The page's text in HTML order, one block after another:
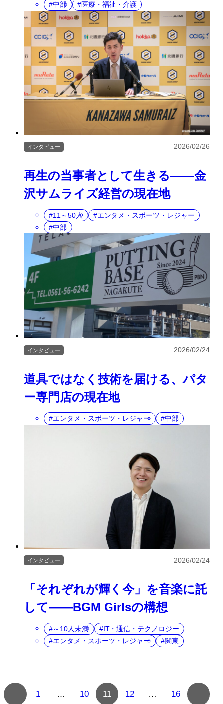
中部
医療・福祉・介護
再生の当事者として生きる――金
沢サムライズ経営の現在地
インタビュー 2026/02/26
11～50人
エンタメ・スポーツ・レジャー
中部
道具ではなく技術を届ける、パタ
ー専門店の現在地
インタビュー 2026/02/24
エンタメ・スポーツ・レジャー 中部
「それぞれが輝く今」を音楽に託
して――BGM Girlsの構想
インタビュー 2026/02/24
～10人未満
IT・通信・テクノロジー
エンタメ・スポーツ・レジャー
関東
複
数
1 … 10 11 12 … 16